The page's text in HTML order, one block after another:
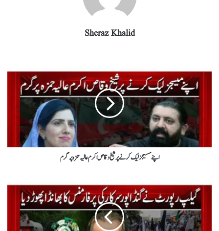
Sheraz Khalid
اپنے مسیجزلیک کرنےپرشیخ وقاص اکرم عالیہ حمزہ پرگرم